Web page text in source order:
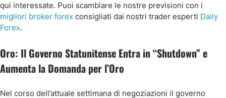
qui interessate. Puoi scambiare le nostre previsioni con i
migliori broker forex consigliati dai nostri trader esperti Daily
Forex.
Oro: Il Governo Statunitense Entra in “Shutdown” e
Aumenta la Domanda per l’Oro
Nel corso dell’attuale settimana di negoziazioni il governo